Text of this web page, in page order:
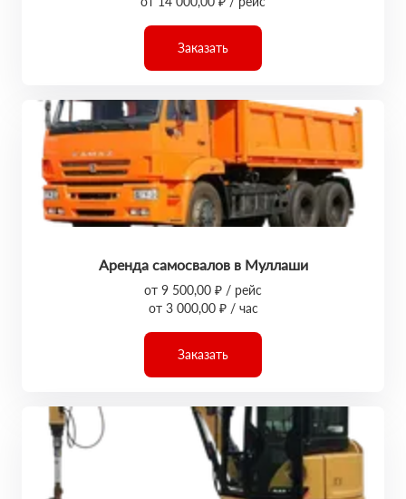
Заказать
Аренда самосвалов в Муллаши
от 9 500,00 ₽ / рейс
от 3 000,00 ₽ / час
Заказать